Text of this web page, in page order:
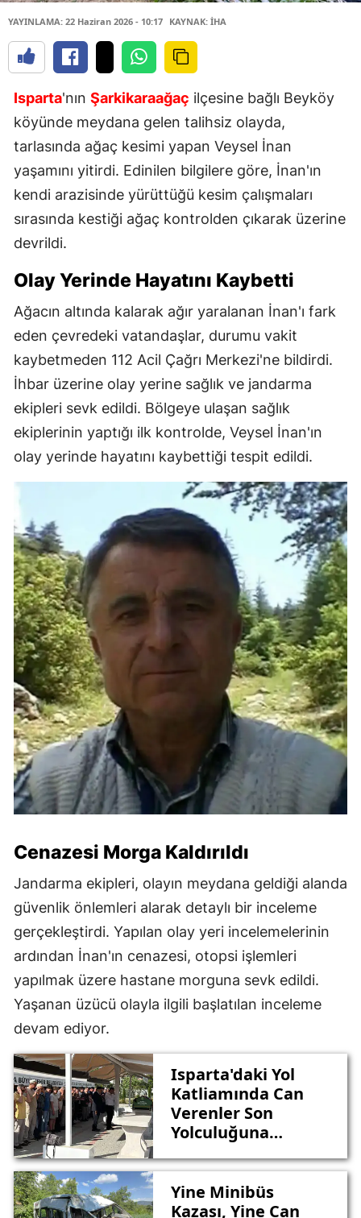
YAYINLAMA: 22 Haziran 2026 - 10:17 KAYNAK: İHA
Isparta'nın Şarkikaraağaç ilçesine bağlı Beyköy
köyünde meydana gelen talihsiz olayda,
tarlasında ağaç kesimi yapan Veysel İnan
yaşamını yitirdi. Edinilen bilgilere göre, İnan'ın
kendi arazisinde yürüttüğü kesim çalışmaları
sırasında kestiği ağaç kontrolden çıkarak üzerine
devrildi.
Olay Yerinde Hayatını Kaybetti
Ağacın altında kalarak ağır yaralanan İnan'ı fark
eden çevredeki vatandaşlar, durumu vakit
kaybetmeden 112 Acil Çağrı Merkezi'ne bildirdi.
İhbar üzerine olay yerine sağlık ve jandarma
ekipleri sevk edildi. Bölgeye ulaşan sağlık
ekiplerinin yaptığı ilk kontrolde, Veysel İnan'ın
olay yerinde hayatını kaybettiği tespit edildi.
Cenazesi Morga Kaldırıldı
Jandarma ekipleri, olayın meydana geldiği alanda
güvenlik önlemleri alarak detaylı bir inceleme
gerçekleştirdi. Yapılan olay yeri incelemelerinin
ardından İnan'ın cenazesi, otopsi işlemleri
yapılmak üzere hastane morguna sevk edildi.
Yaşanan üzücü olayla ilgili başlatılan inceleme
devam ediyor.
Isparta'daki Yol
Katliamında Can
Verenler Son
Yolculuğuna
Yine Minibüs
Kazası, Yine Can